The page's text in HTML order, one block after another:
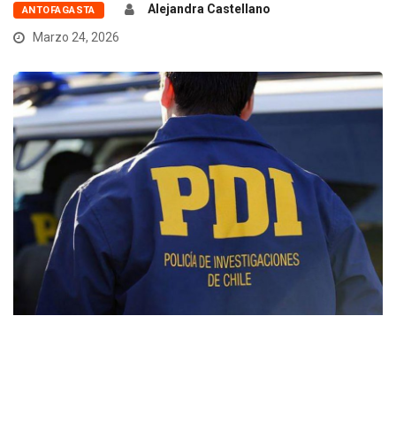
ANTOFAGASTA
Alejandra Castellano
Marzo 24, 2026